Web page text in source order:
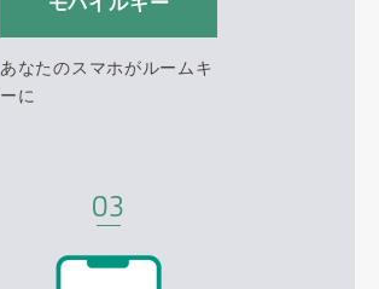
あなたのスマホがルームキ
ーに